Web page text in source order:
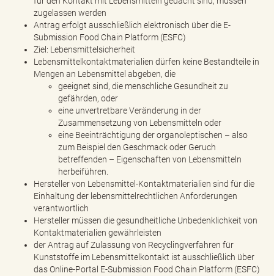
zugelassen werden
Antrag erfolgt ausschließlich elektronisch über die E-
Submission Food Chain Platform (ESFC)
Ziel: Lebensmittelsicherheit
Lebensmittelkontaktmaterialien dürfen keine Bestandteile in
Mengen an Lebensmittel abgeben, die
geeignet sind, die menschliche Gesundheit zu
gefährden, oder
eine unvertretbare Veränderung in der
Zusammensetzung von Lebensmitteln oder
eine Beeinträchtigung der organoleptischen – also
zum Beispiel den Geschmack oder Geruch
betreffenden – Eigenschaften von Lebensmitteln
herbeiführen.
Hersteller von Lebensmittel-Kontaktmaterialien sind für die
Einhaltung der lebensmittelrechtlichen Anforderungen
verantwortlich
Hersteller müssen die gesundheitliche Unbedenklichkeit von
Kontaktmaterialien gewährleisten
der Antrag auf Zulassung von Recyclingverfahren für
Kunststoffe im Lebensmittelkontakt ist ausschließlich über
das Online-Portal E-Submission Food Chain Platform (ESFC)